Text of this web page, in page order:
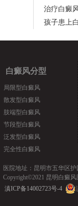
治疗白癜
孩子患上
白癜风分型
局限型白癜风
散发型白癜风
肢端型白癜风
节段型白癜风
泛发型白癜风
完全性白癜风
医院地址：昆明市五华区护
Copyright©2021 昆明白癜风
滇ICP备14002723号-4